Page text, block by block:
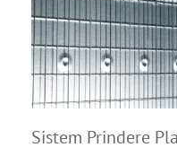
Sistem Prindere